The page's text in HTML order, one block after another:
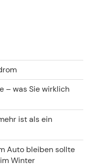
– was Sie wirklich
ist als ein
Auto bleiben sollte
Winter